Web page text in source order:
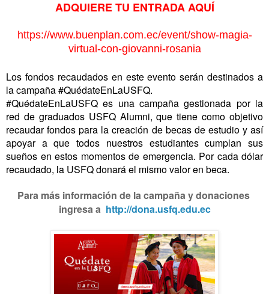
ADQUIERE TU ENTRADA AQUÍ
https://www.buenplan.com.ec/event/show-magia-
virtual-con-giovanni-rosania
Los fondos recaudados en este evento serán destinados a
la campaña #QuédateEnLaUSFQ.
#QuédateEnLaUSFQ es una campaña gestionada por la
red de graduados USFQ Alumni, que tiene como objetivo
recaudar fondos para la creación de becas de estudio y así
apoyar a que todos nuestros estudiantes cumplan sus
sueños en estos momentos de emergencia. Por cada dólar
recaudado, la USFQ donará el mismo valor en beca.
Para más información de la campaña y donaciones
ingresa a http://dona.usfq.edu.ec